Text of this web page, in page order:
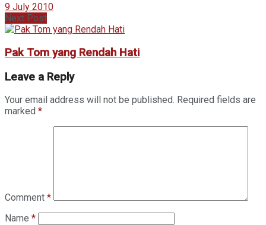
9 July 2010
Next Post
Pak Tom yang Rendah Hati
Leave a Reply
Your email address will not be published. Required fields are
marked *
Comment *
Name *